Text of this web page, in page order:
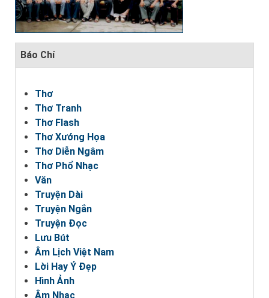
Báo Chí
Thơ
Thơ Tranh
Thơ Flash
Thơ Xướng Họa
Thơ Diễn Ngâm
Thơ Phổ Nhạc
Văn
Truyện Dài
Truyện Ngắn
Truyện Đọc
Lưu Bút
Âm Lịch Việt Nam
Lời Hay Ý Đẹp
Hình Ảnh
Âm Nhạc